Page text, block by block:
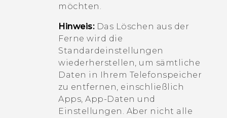
möchten.
Hinweis:Das Löschen aus der
Ferne wird die
Standardeinstellungen
wiederherstellen, um sämtliche
Daten in Ihrem Telefonspeicher
zu entfernen, einschließlich
Apps, App-Daten und
Einstellungen. Aber nicht alle